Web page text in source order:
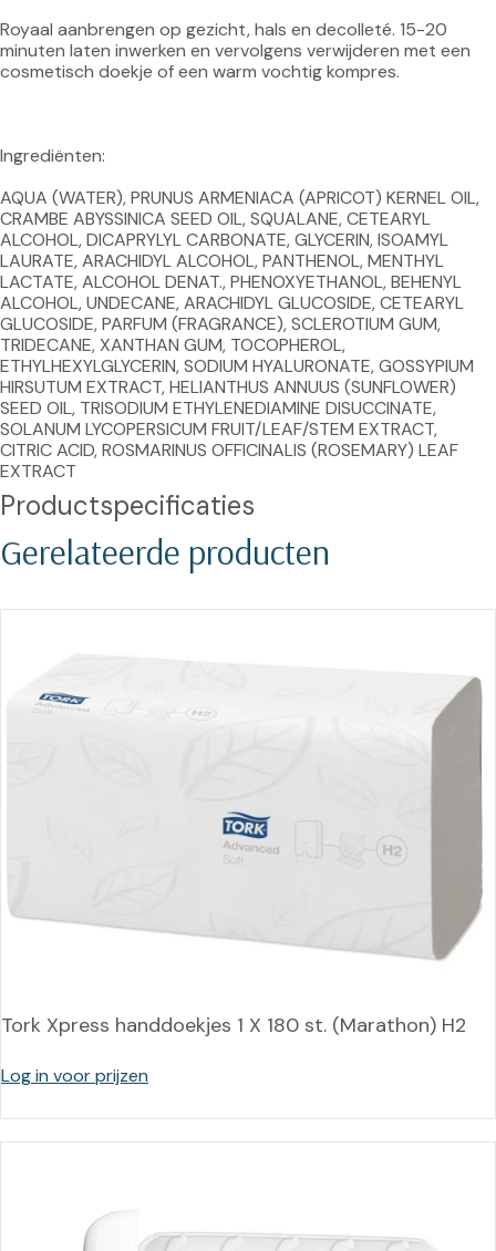
Royaal aanbrengen op gezicht, hals en decolleté. 15-20
minuten laten inwerken en vervolgens verwijderen met een
cosmetisch doekje of een warm vochtig kompres.
Ingrediënten:
AQUA (WATER), PRUNUS ARMENIACA (APRICOT) KERNEL OIL,
CRAMBE ABYSSINICA SEED OIL, SQUALANE, CETEARYL
ALCOHOL, DICAPRYLYL CARBONATE, GLYCERIN, ISOAMYL
LAURATE, ARACHIDYL ALCOHOL, PANTHENOL, MENTHYL
LACTATE, ALCOHOL DENAT., PHENOXYETHANOL, BEHENYL
ALCOHOL, UNDECANE, ARACHIDYL GLUCOSIDE, CETEARYL
GLUCOSIDE, PARFUM (FRAGRANCE), SCLEROTIUM GUM,
TRIDECANE, XANTHAN GUM, TOCOPHEROL,
ETHYLHEXYLGLYCERIN, SODIUM HYALURONATE, GOSSYPIUM
HIRSUTUM EXTRACT, HELIANTHUS ANNUUS (SUNFLOWER)
SEED OIL, TRISODIUM ETHYLENEDIAMINE DISUCCINATE,
SOLANUM LYCOPERSICUM FRUIT/LEAF/STEM EXTRACT,
CITRIC ACID, ROSMARINUS OFFICINALIS (ROSEMARY) LEAF
EXTRACT
Productspecificaties
Gerelateerde producten
Tork Xpress handdoekjes 1 X 180 st. (Marathon) H2
Log in voor prijzen